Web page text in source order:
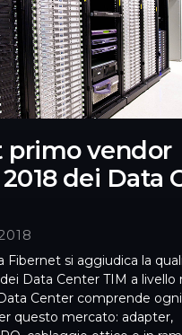
primo vendor
dei Data
Fibernet si aggiudica la
Data Center TIM a livello
Center comprende
questo mercato: adapter,